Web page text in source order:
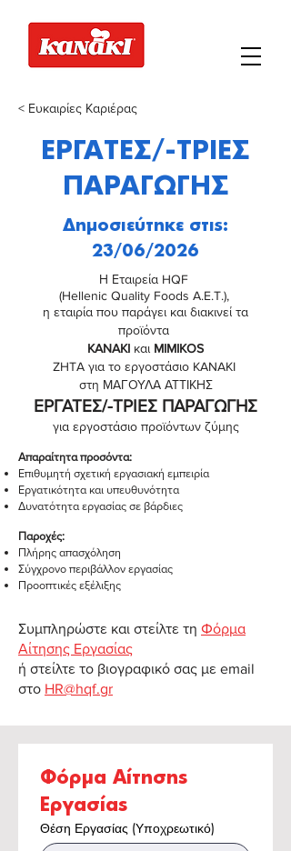
< Ευκαιρίες Καριέρας
ΕΡΓΑΤΕΣ/-ΤΡΙΕΣ
ΠΑΡΑΓΩΓΗΣ
Δημοσιεύτηκε στις:
23/06/2026
Η Εταιρεία HQF
(Hellenic Quality Foods A.E.T.),
η εταιρία που παράγει και διακινεί τα
προϊόντα
KANAKI και MIMIKOS
ZHTA για το εργοστάσιο KANAKI
στη ΜΑΓΟΥΛΑ ΑΤΤΙΚΗΣ
ΕΡΓΑΤΕΣ/-ΤΡΙΕΣ ΠΑΡΑΓΩΓΗΣ
για εργοστάσιο προϊόντων ζύμης
Απαραίτητα προσόντα:
Επιθυμητή σχετική εργασιακή εμπειρία
Εργατικότητα και υπευθυνότητα
Δυνατότητα εργασίας σε βάρδιες
Παροχές:
Πλήρης απασχόληση
Σύγχρονο περιβάλλον εργασίας
Προοπτικές εξέλιξης
Συμπληρώστε και στείλτε τη Φόρμα
Αίτησης Εργασίας
ή στείλτε το βιογραφικό σας με email
στο HR@hqf.gr
Φόρμα Αίτησης
Εργασίας
Θέση Εργασίας (Υποχρεωτικό)